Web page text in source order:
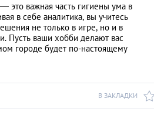
это важная часть гигиены ума в
в себе аналитика, вы учитесь
не только в игре, но и в
Пусть ваши хобби делают вас
городе будет по-настоящему
В ЗАКЛАДКИ